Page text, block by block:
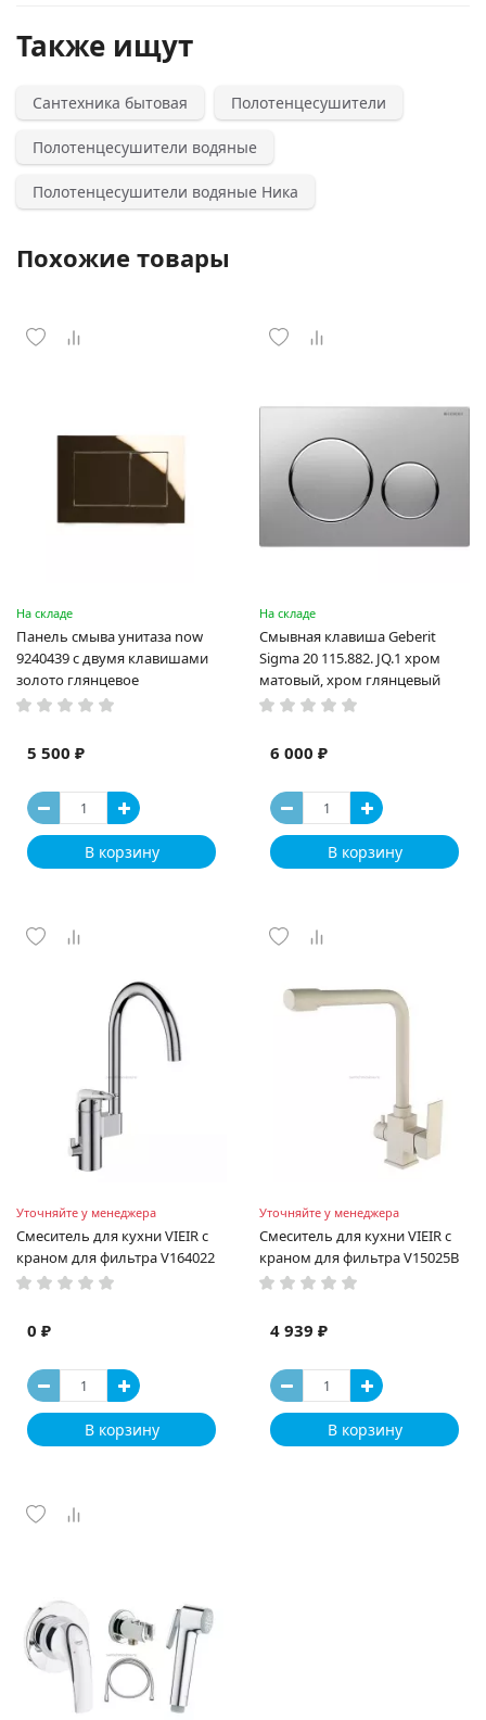
Также ищут
Сантехника бытовая Полотенцесушители
Полотенцесушители водяные
Полотенцесушители водяные Ника
Похожие товары
На складе
Панель смыва унитаза now
9240439 с двумя клавишами
золото глянцевое
5 500 ₽
В корзину
На складе
Смывная клавиша Geberit
Sigma 20 115.882. JQ.1 хром
матовый, хром глянцевый
6 000 ₽
В корзину
Уточняйте у менеджера
Смеситель для кухни VIEIR с
краном для фильтра V164022
0 ₽
В корзину
Уточняйте у менеджера
Смеситель для кухни VIEIR с
краном для фильтра V15025B
4 939 ₽
В корзину